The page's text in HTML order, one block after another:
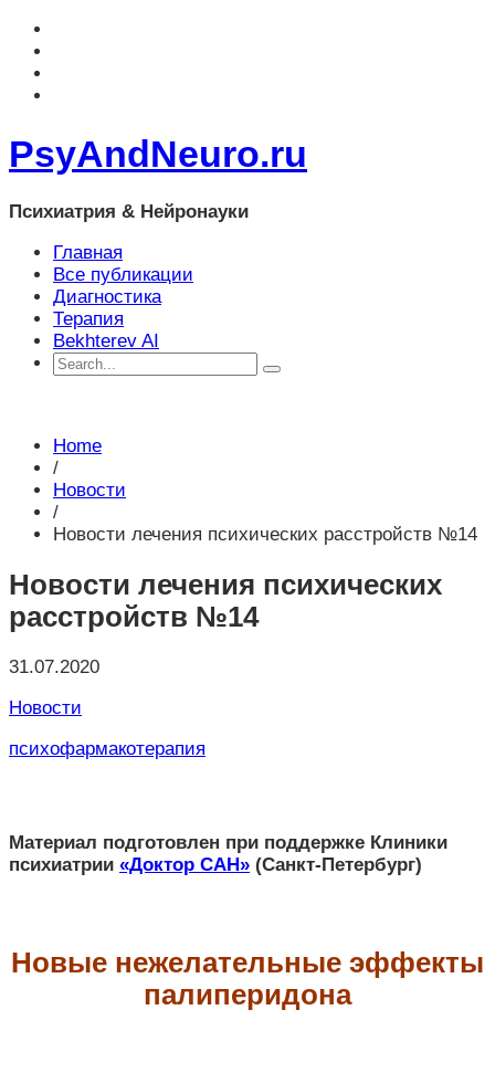
PsyAndNeuro.ru
Психиатрия & Нейронауки
Главная
Все публикации
Диагностика
Терапия
Bekhterev AI
Home
/
Новости
/
Новости лечения психических расстройств №14
Новости лечения психических
расстройств №14
31.07.2020
Новости
психофармакотерапия
Материал подготовлен при поддержке Клиники
психиатрии «Доктор САН» (Санкт-Петербург)
Новые нежелательные эффекты
палиперидона